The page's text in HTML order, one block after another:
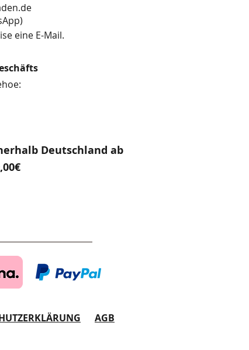
eine E-Mail.
Deutschland ab
AGB